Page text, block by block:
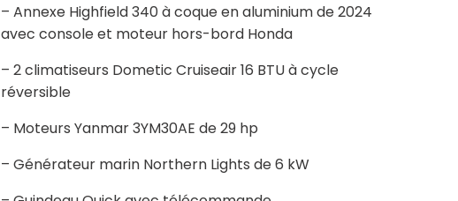
– Annexe Highfield 340 à coque en aluminium de 2024
avec console et moteur hors-bord Honda
– 2 climatiseurs Dometic Cruiseair 16 BTU à cycle
réversible
– Moteurs Yanmar 3YM30AE de 29 hp
– Générateur marin Northern Lights de 6 kW